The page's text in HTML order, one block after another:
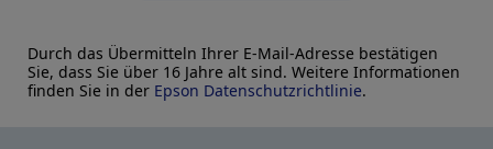
Durch das Übermitteln Ihrer E-Mail-Adresse bestätigen
Sie, dass Sie über 16 Jahre alt sind. Weitere Informationen
finden Sie in der Epson Datenschutzrichtlinie.